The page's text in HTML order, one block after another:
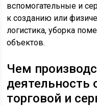
вспомогательные и
к созданию или
логистика, уборка
объектов.
Чем
деятельность
торговой и